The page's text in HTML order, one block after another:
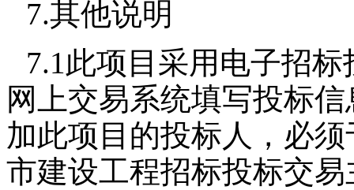
7.其他说明
7.1此项目采用电子招
网上交易系统填写投标
加此项目的投标人，必
市建设工程招标投标交